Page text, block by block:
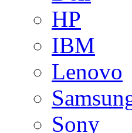
HP
IBM
Lenovo
Sony